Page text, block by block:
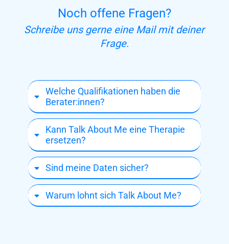
Noch offene Fragen?
Schreibe uns gerne eine Mail mit deiner
Frage.
Welche Qualifikationen haben die
Berater:innen?
Kann Talk About Me eine Therapie
ersetzen?
Sind meine Daten sicher?
Warum lohnt sich Talk About Me?